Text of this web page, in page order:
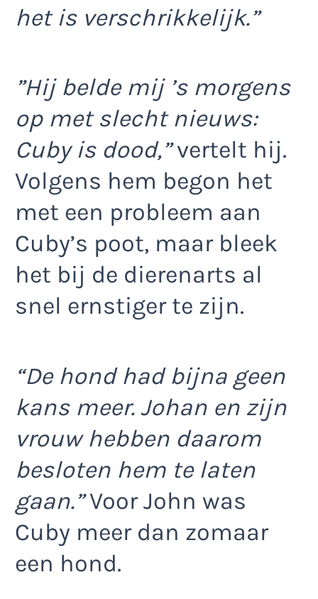
het is verschrikkelijk.”
”Hij belde mij ’s morgens
op met slecht nieuws:
Cuby is dood,”vertelt hij.
Volgens hem begon het
met een probleem aan
Cuby’s poot, maar bleek
het bij de dierenarts al
snel ernstiger te zijn.
“De hond had bijna geen
kans meer. Johan en zijn
vrouw hebben daarom
besloten hem te laten
gaan.”Voor John was
Cuby meer dan zomaar
een hond.